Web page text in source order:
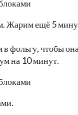
Жарим ещё 5
в фольгу, чтобы
на 10 минут.